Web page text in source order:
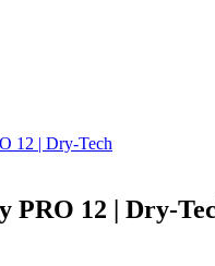
12 | Dry-Tech
PRO 12 | Dry-